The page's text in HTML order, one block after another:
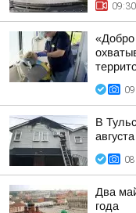
09:30
«Добро
В
августа
Два
года